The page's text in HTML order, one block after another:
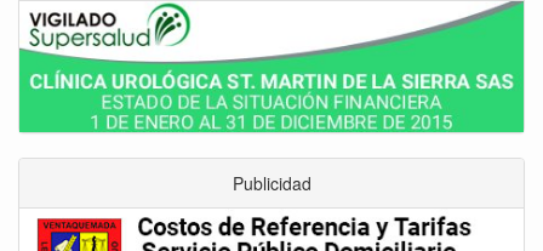
Publicidad